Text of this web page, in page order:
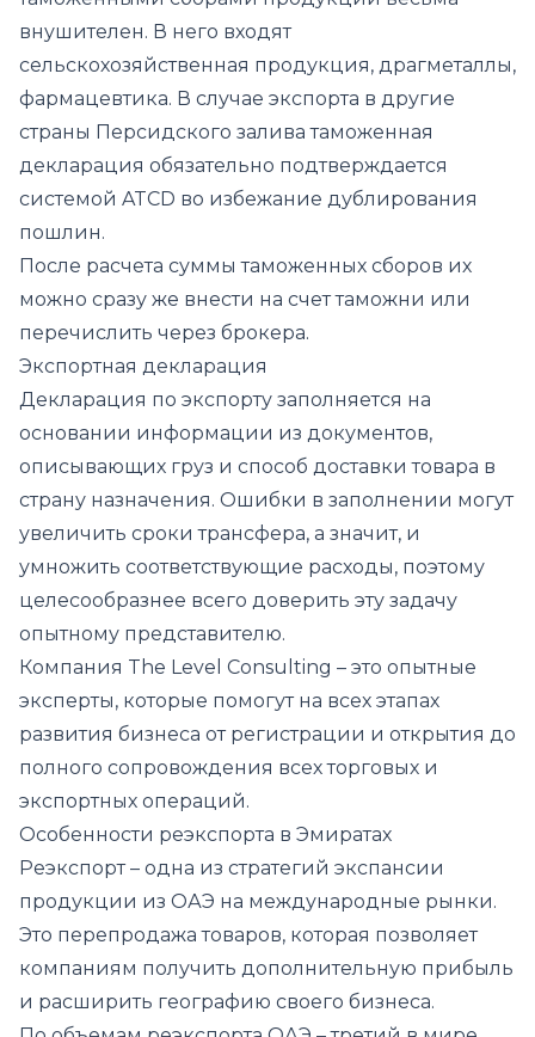
внушителен. В него входят
сельскохозяйственная продукция, драгметаллы,
фармацевтика. В случае экспорта в другие
страны Персидского залива таможенная
декларация обязательно подтверждается
системой ATCD во избежание дублирования
пошлин.
После расчета суммы таможенных сборов их
можно сразу же внести на счет таможни или
перечислить через брокера.
Экспортная декларация
Декларация по экспорту заполняется на
основании информации из документов,
описывающих груз и способ доставки товара в
страну назначения. Ошибки в заполнении могут
увеличить сроки трансфера, а значит, и
умножить соответствующие расходы, поэтому
целесообразнее всего доверить эту задачу
опытному представителю.
Компания The Level Consulting – это опытные
эксперты, которые помогут на всех этапах
развития бизнеса от регистрации и открытия до
полного сопровождения всех торговых и
экспортных операций.
Особенности реэкспорта в Эмиратах
Реэкспорт – одна из стратегий экспансии
продукции из ОАЭ на международные рынки.
Это перепродажа товаров, которая позволяет
компаниям получить дополнительную прибыль
и расширить географию своего бизнеса.